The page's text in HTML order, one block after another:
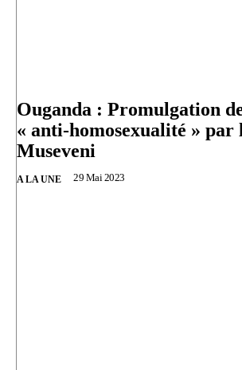
Ouganda : Promulgation
« anti-homosexualité » par
Museveni
A LA UNE 29 Mai 2023